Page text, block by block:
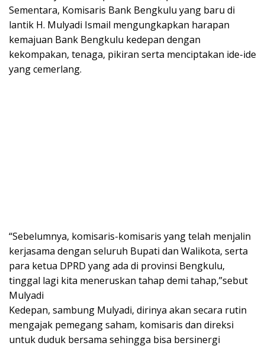
Sementara, Komisaris Bank Bengkulu yang baru di
lantik H. Mulyadi Ismail mengungkapkan harapan
kemajuan Bank Bengkulu kedepan dengan
kekompakan, tenaga, pikiran serta menciptakan ide-ide
yang cemerlang.
“Sebelumnya, komisaris-komisaris yang telah menjalin
kerjasama dengan seluruh Bupati dan Walikota, serta
para ketua DPRD yang ada di provinsi Bengkulu,
tinggal lagi kita meneruskan tahap demi tahap,”sebut
Mulyadi
Kedepan, sambung Mulyadi, dirinya akan secara rutin
mengajak pemegang saham, komisaris dan direksi
untuk duduk bersama sehingga bisa bersinergi